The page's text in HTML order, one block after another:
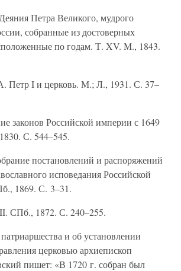
Петра Великого, мудрого
собранные из достоверных
по годам. Т. XV. М., 1843.
Петр I и церковь. М.; Л., 1931. С. 37–
законов Российской империи с 1649
С. 544–545.
постановлений и распоряжений
исповедания Российской
1869. С. 3–31.
СПб., 1872. С. 240–255.
и об установлении
церковью архиепископ
пишет: «В 1720 г. собран был